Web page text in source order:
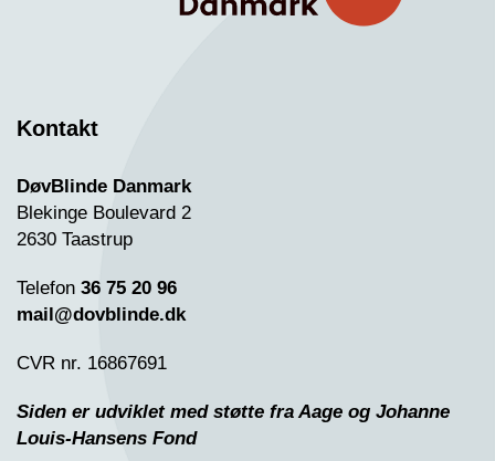
Kontakt
DøvBlinde Danmark
Blekinge Boulevard 2
2630 Taastrup
Telefon 36 75 20 96
mail@dovblinde.dk
CVR nr. 16867691
Siden er udviklet med støtte fra Aage og Johanne
Louis-Hansens Fond